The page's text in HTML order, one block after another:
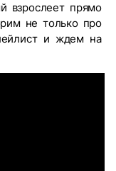
взрослеет прямо
не только про
и ждем на